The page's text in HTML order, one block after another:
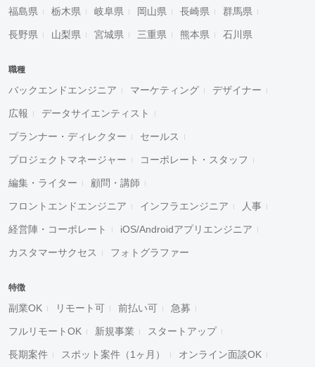
福島県 栃木県 岐阜県 岡山県 長崎県 群馬県
長野県 山梨県 宮城県 三重県 熊本県 石川県
職種
バックエンドエンジニア マーケティング デザイナー
広報 データサイエンティスト
プランナー・ディレクター セールス
プロジェクトマネージャー コーポレート・スタッフ
編集・ライター 顧問・講師
フロントエンドエンジニア インフラエンジニア 人事
経営陣・コーポレート iOS/Androidアプリエンジニア
カスタマーサクセス フォトグラファー
特徴
副業OK リモート可 前払い可 急募
フルリモートOK 新規事業 スタートアップ
長期案件 スポット案件（1ヶ月） オンライン面談OK